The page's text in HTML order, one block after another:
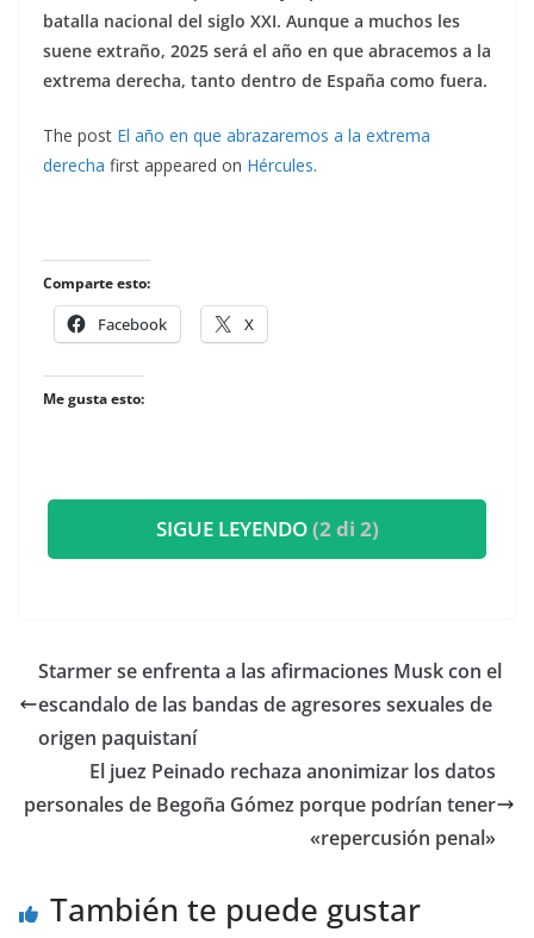
batalla nacional del siglo XXI. Aunque a muchos les
suene extraño, 2025 será el año en que abracemos a la
extrema derecha, tanto dentro de España como fuera.
The post El año en que abrazaremos a la extrema
derecha first appeared on Hércules.
Comparte esto:
Facebook X
Me gusta esto:
SIGUE LEYENDO(2 di 2)
Starmer se enfrenta a las afirmaciones Musk con el
escandalo de las bandas de agresores sexuales de
origen paquistaní
El juez Peinado rechaza anonimizar los datos
personales de Begoña Gómez porque podrían tener
«repercusión penal»
También te puede gustar